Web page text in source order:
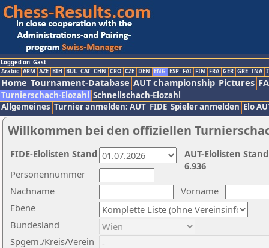
Logged on: Gast
Arabic ARM AZE BIH BUL CAT CHN CRO CZE DEN ENG ESP FAI FIN FRA GER GRE INA
Home Tournament-Database AUT championship Pictures
Turnierschach-Elozahl Schnellschach-Elozahl
Allgemeines Turnier anmelden: AUT FIDE Spieler anmelden Elo
Willkommen bei den offiziellen
Nachname
Vorname
Ebene
Personennummer
Bundesland
Spgem./Kreis/Verein
AUT-Elolisten
6.936
FIDE-Elolisten Stand